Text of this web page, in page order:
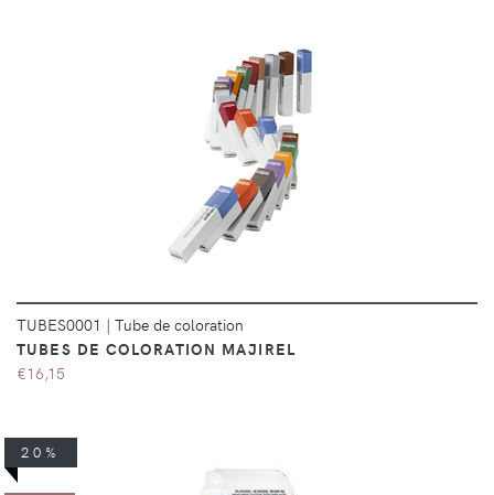
DÉTAILS
TUBES0001 | Tube de coloration
TUBES DE COLORATION MAJIREL
€16,15
20%